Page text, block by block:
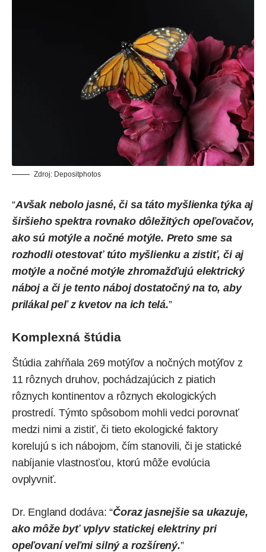
Zdroj: Depositphotos
“Avšak nebolo jasné, či sa táto myšlienka týka aj
širšieho spektra rovnako dôležitých opeľovačov,
ako sú motýle a nočné motýle. Preto sme sa
rozhodli otestovať túto myšlienku a zistiť, či aj
motýle a nočné motýle zhromažďujú elektrický
náboj a či je tento náboj dostatočný na to, aby
prilákal peľ z kvetov na ich telá.”
Komplexná štúdia
Štúdia zahŕňala 269 motýľov a nočných motýľov z
11 rôznych druhov, pochádzajúcich z piatich
rôznych kontinentov a rôznych ekologických
prostredí. Týmto spôsobom mohli vedci porovnať
medzi nimi a zistiť, či tieto ekologické faktory
korelujú s ich nábojom, čím stanovili, či je statické
nabíjanie vlastnosťou, ktorú môže evolúcia
ovplyvniť.
Dr. England dodáva: “Čoraz jasnejšie sa ukazuje,
ako môže byť vplyv statickej elektriny pri
opeľovaní veľmi silný a rozšírený.”